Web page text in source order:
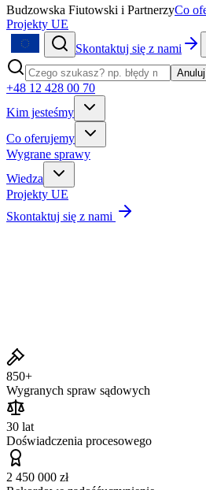
Budzowska Fiutowski i PartnerzyCo
Projekty UE
Skontaktuj się z nami
Anuluj
+48 12 428 00 70
Kim jesteśmy
Co oferujemy
Wygrane sprawy
Wiedza
Projekty UE
Skontaktuj się z nami
850+
Wygranych spraw sądowych
30 lat
Doświadczenia procesowego
2 450 000 zł